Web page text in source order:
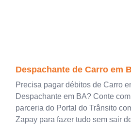
Despachante de Carro em
Precisa pagar débitos de Carro
Despachante em BA? Conte
parceria do Portal do Trânsito
Zapay para fazer tudo sem sair